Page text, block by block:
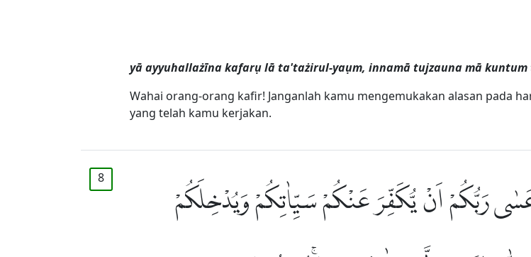
yā ayyuhallażīna kafarụ lā ta'tażirul-yaụm, innamā tujzauna mā
Wahai orang-orang kafir! Janganlah kamu mengemukakan alasan pada
yang telah kamu kerjakan.
8
عَسٰى رَبُّكُمْ اَنْ يُّكَفِّرَ عَنْكُمْ سَيِّاٰتِكُمْ وَيُدْخِلَكُمْ